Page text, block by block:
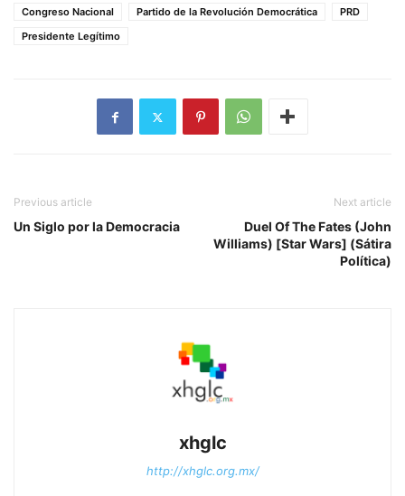
Congreso Nacional
Partido de la Revolución Democrática
PRD
Presidente Legítimo
Previous article
Un Siglo por la Democracia
Next article
Duel Of The Fates (John
Williams) [Star Wars] (Sátira
Política)
xhglc
http://xhglc.org.mx/